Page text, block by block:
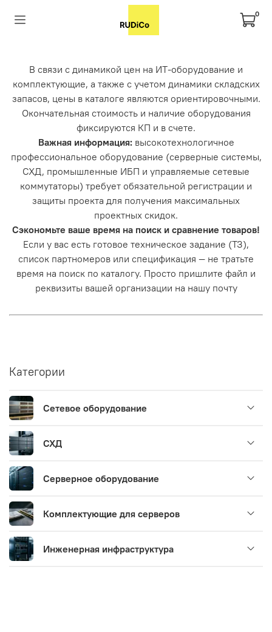
0
В связи с динамикой цен на ИТ-оборудование и
комплектующие, а также с учетом динамики складских
запасов, цены в каталоге являются ориентировочными.
Окончательная стоимость и наличие оборудования
фиксируются КП и в счете.
Важная информация: высокотехнологичное
профессиональное оборудование (серверные системы,
СХД, промышленные ИБП и управляемые сетевые
коммутаторы) требует обязательной регистрации и
защиты проекта для получения максимальных
проектных скидок.
Сэкономьте ваше время на поиск и сравнение товаров!
Если у вас есть готовое техническое задание (ТЗ),
список партномеров или спецификация — не тратьте
время на поиск по каталогу. Просто пришлите файл и
реквизиты вашей организации на нашу почту
Категории
Сетевое оборудование
СХД
Серверное оборудование
Комплектующие для серверов
Инженерная инфраструктура